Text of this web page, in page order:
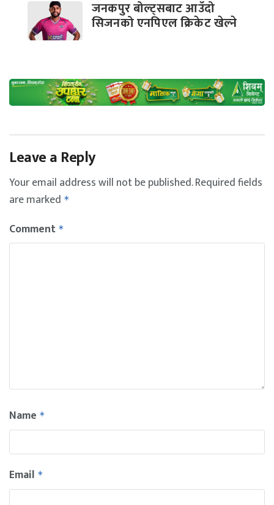
जनकपुर बोल्ट्सबाट आउँदो
सिजनको एनपिएल क्रिकेट खेल्ने
Leave a Reply
Your email address will not be published.Required fields
are marked *
Comment *
Name *
Email *